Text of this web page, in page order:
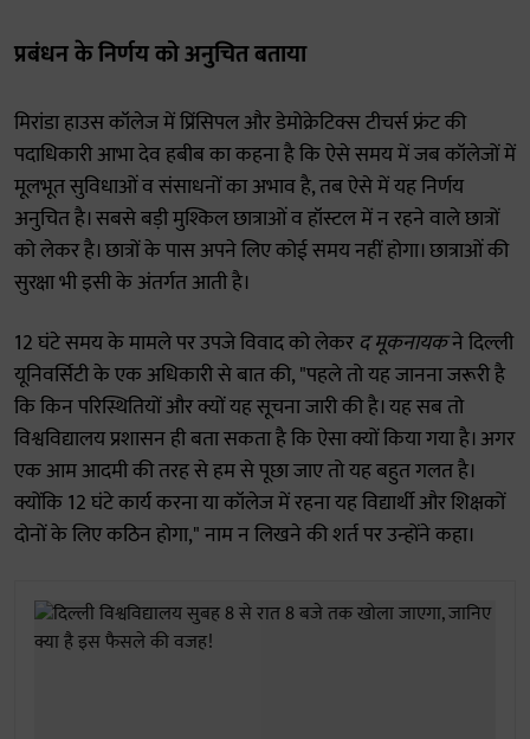
प्रबंधन के निर्णय को अनुचित बताया
मिरांडा हाउस कॉलेज में प्रिंसिपल और डेमोक्रेटिक्स टीचर्स फ्रंट की
पदाधिकारी आभा देव हबीब का कहना है कि ऐसे समय में जब कॉलेजों में
मूलभूत सुविधाओं व संसाधनों का अभाव है, तब ऐसे में यह निर्णय
अनुचित है। सबसे बड़ी मुश्किल छात्राओं व हॉस्टल में न रहने वाले छात्रों
को लेकर है। छात्रों के पास अपने लिए कोई समय नहीं होगा। छात्राओं की
सुरक्षा भी इसी के अंतर्गत आती है।
12 घंटे समय के मामले पर उपजे विवाद को लेकरद मूकनायकने दिल्ली
यूनिवर्सिटी के एक अधिकारी से बात की, "पहले तो यह जानना जरूरी है
कि किन परिस्थितियों और क्यों यह सूचना जारी की है। यह सब तो
विश्वविद्यालय प्रशासन ही बता सकता है कि ऐसा क्यों किया गया है। अगर
एक आम आदमी की तरह से हम से पूछा जाए तो यह बहुत गलत है।
क्योंकि 12 घंटे कार्य करना या कॉलेज में रहना यह विद्यार्थी और शिक्षकों
दोनों के लिए कठिन होगा," नाम न लिखने की शर्त पर उन्होंने कहा।